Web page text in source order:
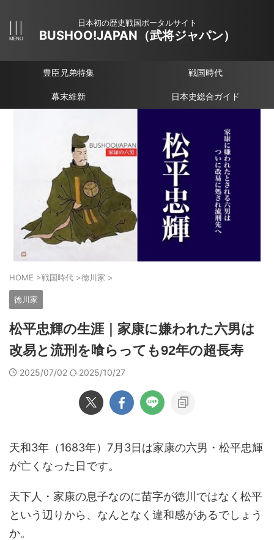
日本初の歴史戦国ポータルサイト
BUSHOO!JAPAN（武将ジャパン）
豊臣兄弟特集 戦国時代
幕末維新 日本史総合ガイド
HOME >戦国時代 >徳川家 >
徳川家
松平忠輝の生涯｜家康に嫌われた六男は
改易と流刑を喰らっても92年の超長寿
2025/07/02 2025/10/27
天和3年（1683年）7月3日は家康の六男・松平忠輝
が亡くなった日です。
天下人・家康の息子なのに苗字が徳川ではなく松平
という辺りから、なんとなく違和感があるでしょう
か。